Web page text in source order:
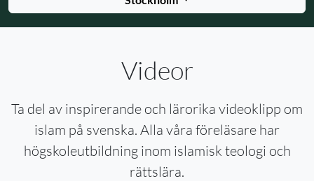
Videor
Ta del av inspirerande och lärorika videoklipp om
islam på svenska. Alla våra föreläsare har
högskoleutbildning inom islamisk teologi och
rättslära.